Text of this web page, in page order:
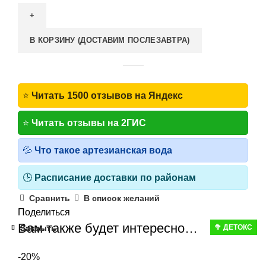
В КОРЗИНУ (ДОСТАВИМ ПОСЛЕЗАВТРА)
⭐ Читать 1500 отзывов на Яндекс
⭐ Читать отзывы на 2ГИС
💦 Что такое артезианская вода
🕒 Расписание доставки по районам
Сравнить В список желаний
Поделиться
Вам также будет интересно…
-20%
Закрыть
Закрыть 🥦 ДЕТОКС
Закрыть
Закрыть
Закрыть